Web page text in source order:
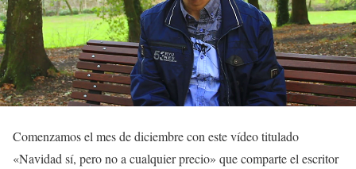
Comenzamos el mes de diciembre con este vídeo titulado
«Navidad sí, pero no a cualquier precio» que comparte el escritor